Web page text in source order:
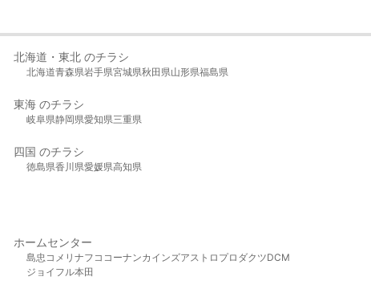
北海道・東北 のチラシ
北海道青森県岩手県宮城県秋田県山形県福島県
東海 のチラシ
岐阜県静岡県愛知県三重県
四国 のチラシ
徳島県香川県愛媛県高知県
ホームセンター
島忠 コメリ ナフコ コーナンカインズアストロプロダクツDCM
ジョイフル本田